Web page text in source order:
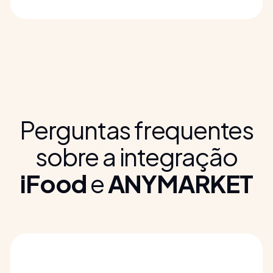
Perguntas frequentes
sobre a integração
iFoodeANYMARKET